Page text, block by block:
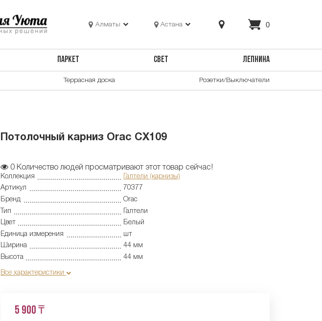
Алматы Астана 0
ПАРКЕТ СВЕТ ЛЕПНИНА
Террасная доска Розетки/Выключатели
Потолочный карниз Orac CX109
0 Количество людей просматривают этот товар сейчас!
Коллекция
Галтели (карнизы)
Артикул
70377
Бренд
Orac
Тип
Галтели
Цвет
Белый
Единица измерения
шт
Ширина
44 мм
Высота
44 мм
Все характеристики
5 900 ₸